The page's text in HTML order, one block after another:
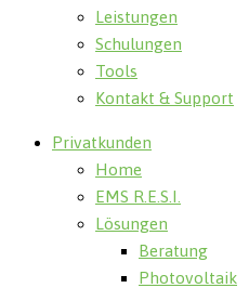
Leistungen
Schulungen
Tools
Kontakt & Support
Privatkunden
Home
EMS R.E.S.I.
Lösungen
Beratung
Photovoltaik